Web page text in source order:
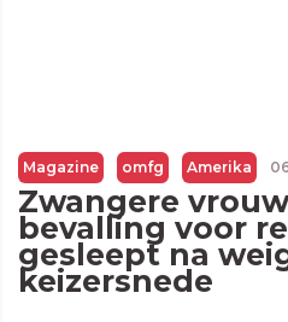
Magazine omfg Amerika
Zwangere
bevalling voor
gesleept na
keizersnede